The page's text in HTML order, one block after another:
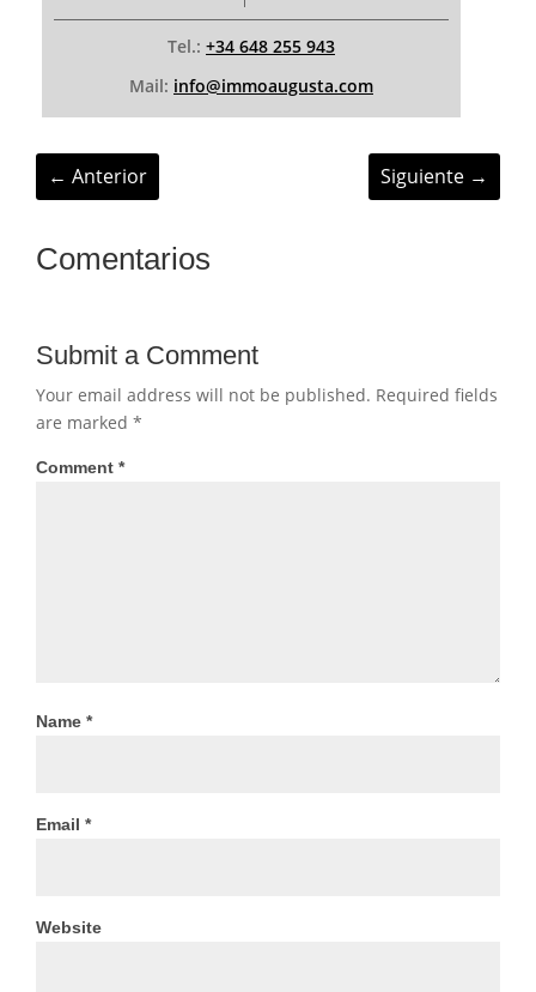
Tel.: +34 648 255 943
Mail: info@immoaugusta.com
← Anterior Siguiente →
Comentarios
Submit a Comment
Your email address will not be published. Required fields
are marked *
Comment *
Name *
Email *
Website